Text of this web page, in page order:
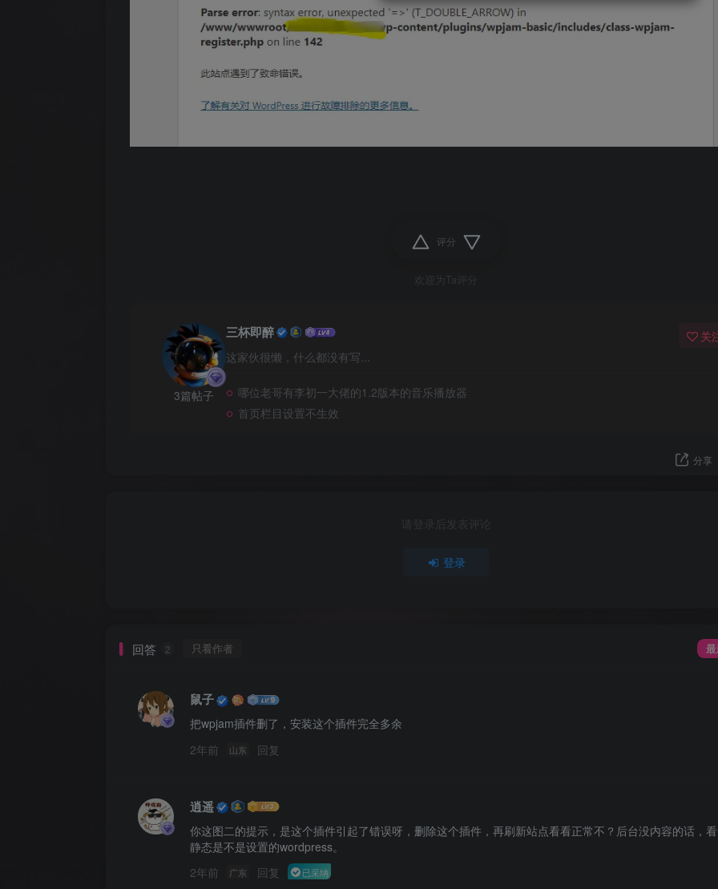
评分
欢迎为Ta评分
3篇帖子
三杯即醉
这家伙很懒，什么都没有写...
关
哪位老哥有李初一大佬的1.2版本的音乐播放器
首页栏目设置不生效
分享
请登录后发表评论
登录
回答 2 只看作者
鼠子
把wpjam插件删了，安装这个插件完全多余
2年前
山东 回复
逍遥
你这图二的提示，是这个插件引起了错误呀，删除这个插件，再刷新站点看看正常不？后台没内容的话，
静态是不是设置的wordpress。
2年前
广东 回复 已采纳